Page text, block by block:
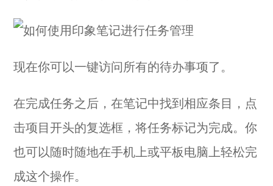
现在你可以一键访问所有的待办事项了。
在完成任务之后，在笔记中找到相应条目，点
击项目开头的复选框，将任务标记为完成。你
也可以随时随地在手机上或平板电脑上轻松完
成这个操作。